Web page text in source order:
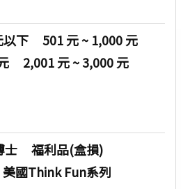
以下
501 元 ~ 1,000 元
2,001 元 ~ 3,000 元
士
福利品(盒損)
美國Think Fun系列